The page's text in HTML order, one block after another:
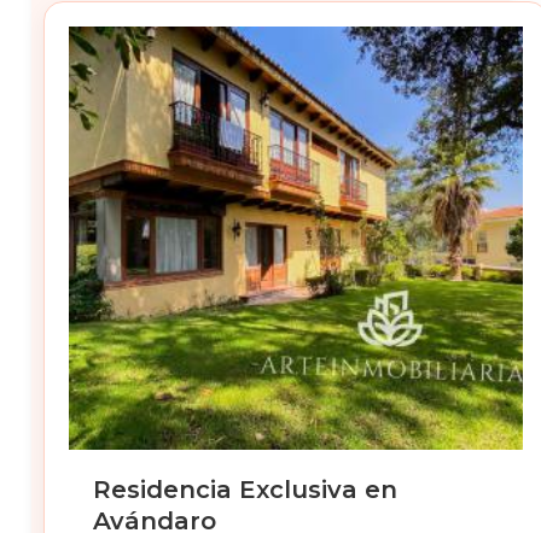
Residencia Exclusiva en
Avándaro